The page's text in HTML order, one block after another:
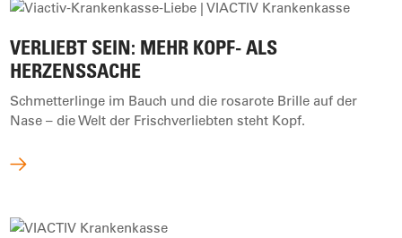
VERLIEBT SEIN: MEHR KOPF- ALS
HERZENSSACHE
Schmetterlinge im Bauch und die rosarote Brille auf der
Nase – die Welt der Frischverliebten steht Kopf.